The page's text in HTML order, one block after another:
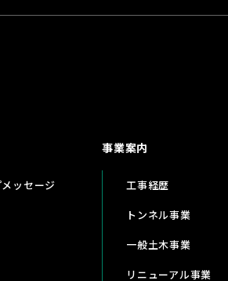
メッセージ
事業案内
工事経歴
トンネル事業
一般土木事業
リニューアル事業